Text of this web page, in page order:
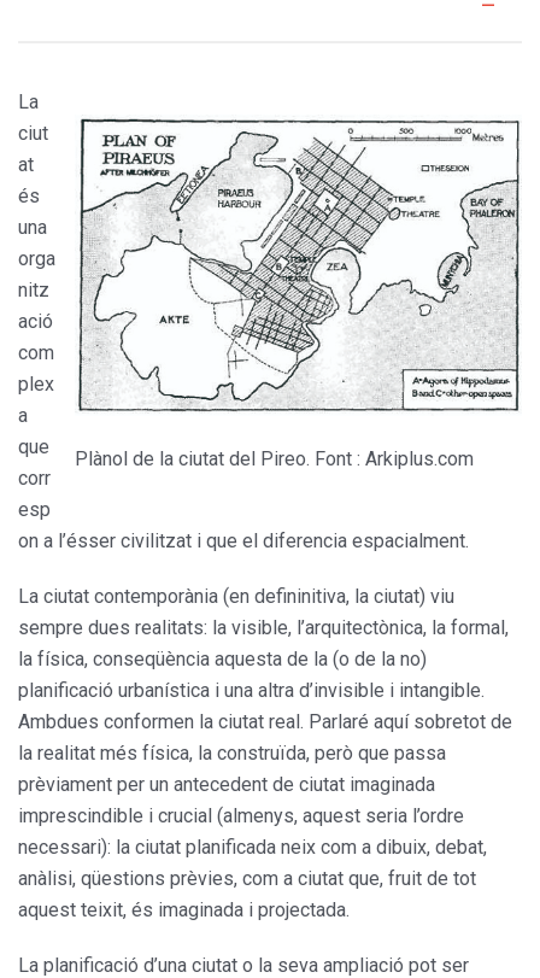
Plànol de la ciutat del Pireo. Font : Arkiplus.com
La
ciut
at
és
una
orga
nitz
ació
com
plex
a
que
corr
esp
on a l’ésser civilitzat i que el diferencia espacialment.
La ciutat contemporània (en defininitiva, la ciutat) viu
sempre dues realitats: la visible, l’arquitectònica, la formal,
la física, conseqüència aquesta de la (o de la no)
planificació urbanística i una altra d’invisible i intangible.
Ambdues conformen la ciutat real. Parlaré aquí sobretot de
la realitat més física, la construïda, però que passa
prèviament per un antecedent de ciutat imaginada
imprescindible i crucial (almenys, aquest seria l’ordre
necessari): la ciutat planificada neix com a dibuix, debat,
anàlisi, qüestions prèvies, com a ciutat que, fruit de tot
aquest teixit, és imaginada i projectada.
La planificació d’una ciutat o la seva ampliació pot ser